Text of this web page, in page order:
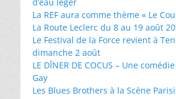
d’eau léger
La REF aura comme thème « Le
La Route Leclerc du 8 au 19 août
Le Festival de la Force revient à
dimanche 2 août
LE DÎNER DE COCUS – Une
Gay
Les Blues Brothers à la Scène